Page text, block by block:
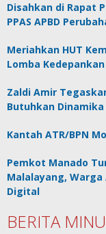
Disahkan di Rapat
PPAS APBD
Meriahkan HUT
Lomba
Zaldi Amir
Butuhkan
Kantah ATR/BPN
Pemkot Manado
Malalayang,
Digital
BERITA